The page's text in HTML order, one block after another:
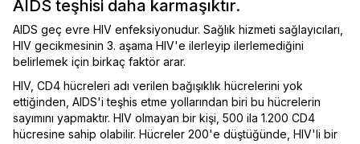
AIDS teşhisi daha karmaşıktır.
AIDS geç evre HIV enfeksiyonudur. Sağlık hizmeti sağlayıcıları,
HIV gecikmesinin 3. aşama HIV'e ilerleyip ilerlemediğini
belirlemek için birkaç faktör arar.
HIV, CD4 hücreleri adı verilen bağışıklık hücrelerini yok
ettiğinden, AIDS'i teşhis etme yollarından biri bu hücrelerin
sayımını yapmaktır. HIV olmayan bir kişi, 500 ila 1.200 CD4
hücresine sahip olabilir. Hücreler 200'e düştüğünde, HIV'li bir